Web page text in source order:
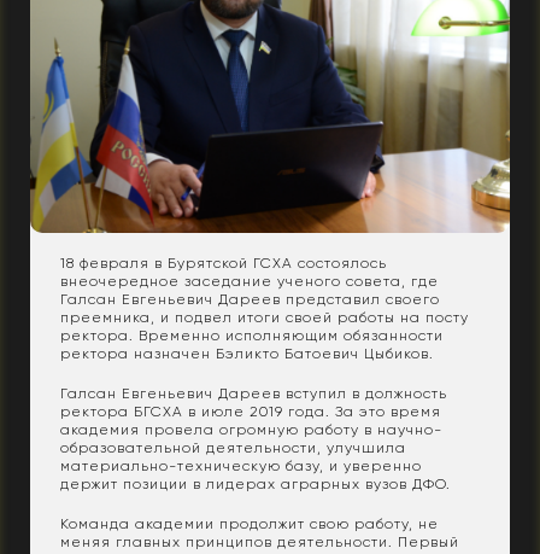
18 февраля в Бурятской ГСХА состоялось
внеочередное заседание ученого совета, где
Галсан Евгеньевич Дареев представил своего
преемника, и подвел итоги своей работы на посту
ректора. Временно исполняющим обязанности
ректора назначен Бэликто Батоевич Цыбиков.
Галсан Евгеньевич Дареев вступил в должность
ректора БГСХА в июле 2019 года. За это время
академия провела огромную работу в научно-
образовательной деятельности, улучшила
материально-техническую базу, и уверенно
держит позиции в лидерах аграрных вузов ДФО.
Команда академии продолжит свою работу, не
меняя главных принципов деятельности. Первый